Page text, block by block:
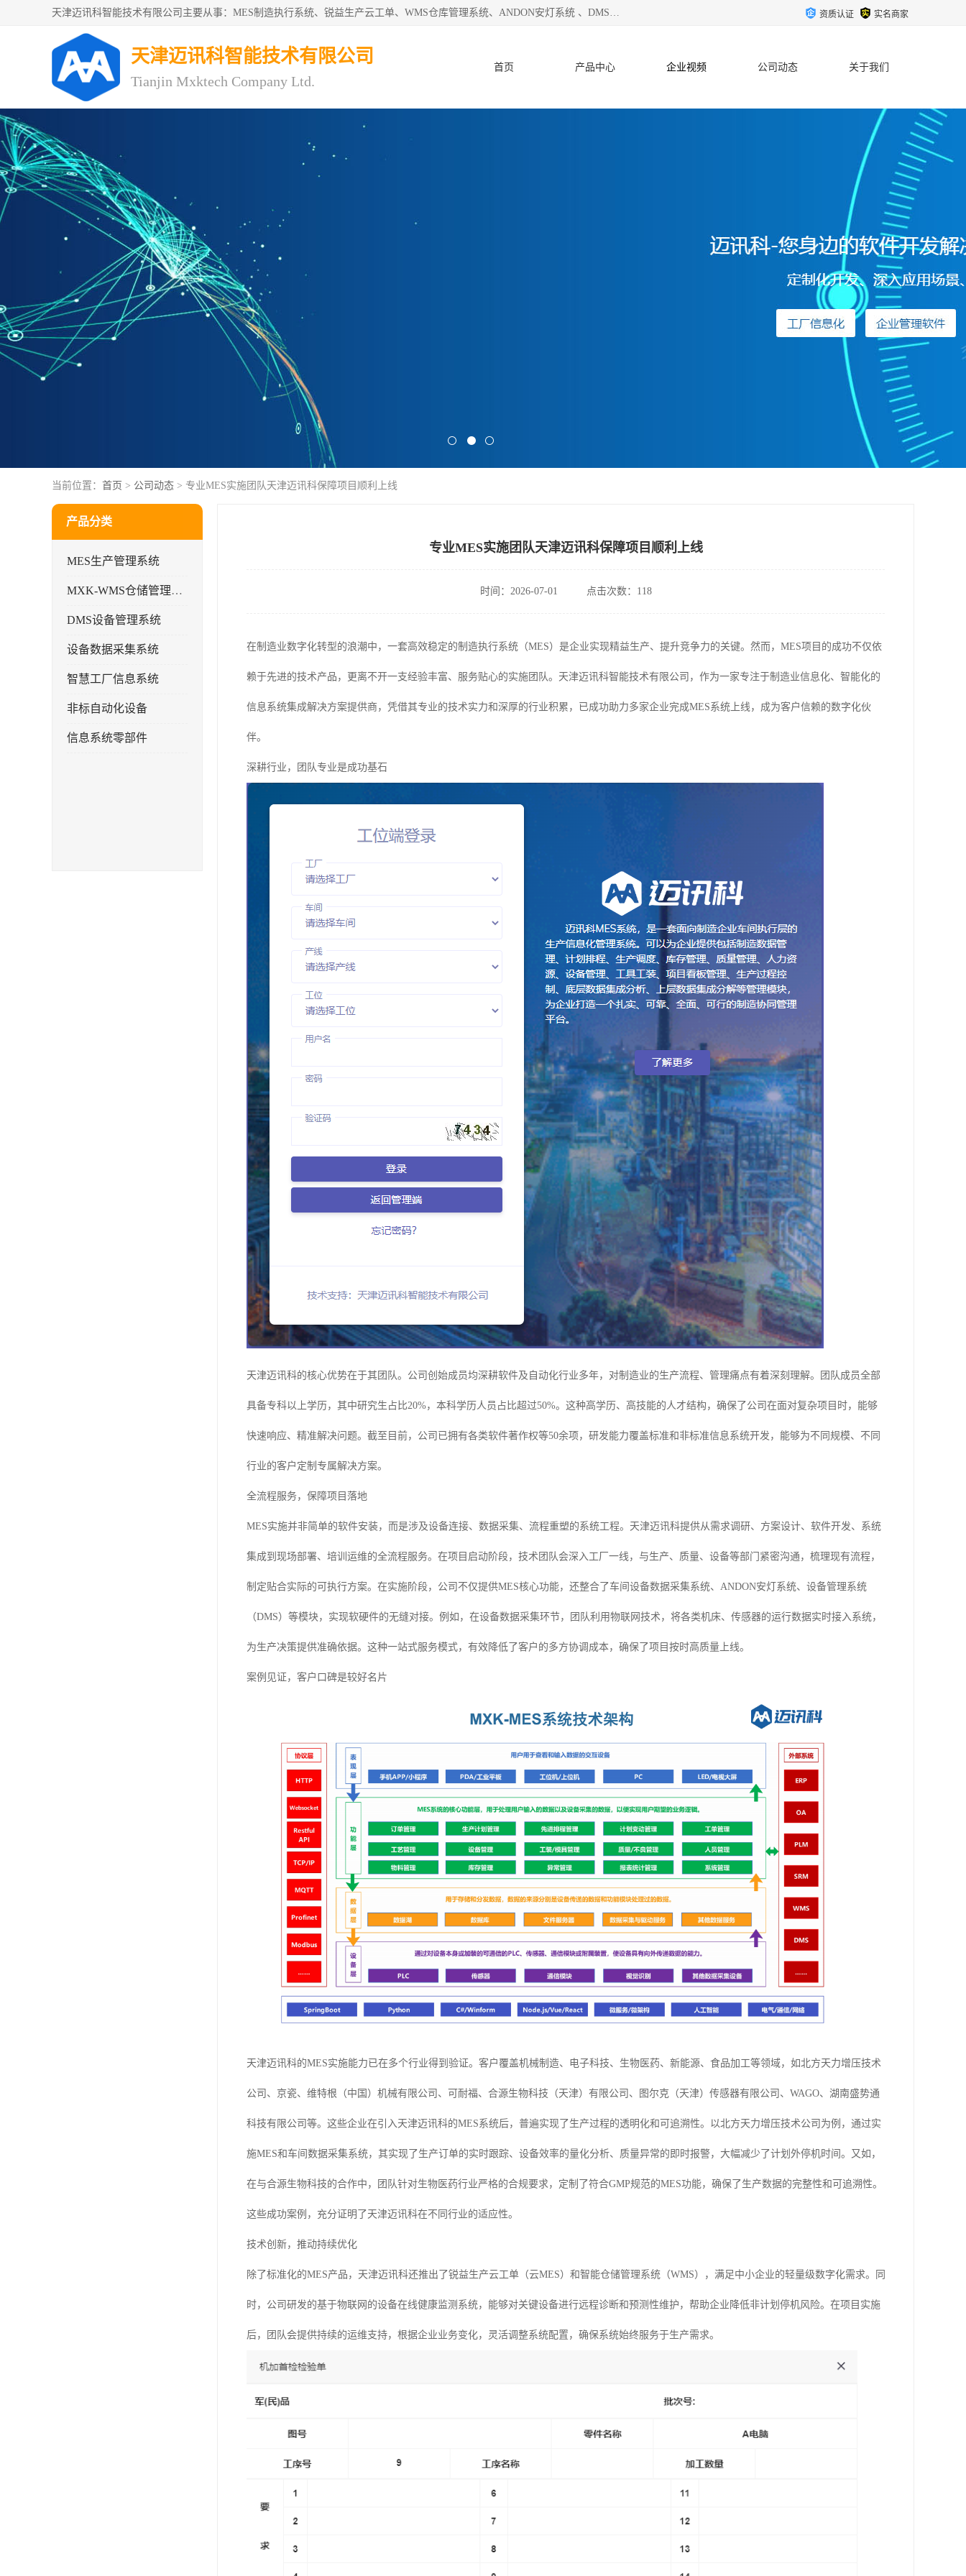
天津迈讯科智能技术有限公司主要从事：MES制造执行系统、锐益生产云工单、WMS仓库管理系统、ANDON安灯系统 、DMS设备管理系统、电气设备健康监测系统、工厂可视化管理、数字化车间；公司是一家专注于企业及制造业信息化、智能化的信息系统集成解决方案提供商的高新技术企业。为企业提供全套的软硬件信息系统集成及安装部署服务。 资质认证 实名商家
天津迈讯科智能技术有限公司
Tianjin Mxktech Company Ltd.
首页 产品中心 企业视频 公司动态 关于我们
当前位置： 首页 > 公司动态 > 专业MES实施团队天津迈讯科保障项目顺利上线
产品分类
MES生产管理系统
MXK-WMS仓储管理系统
DMS设备管理系统
设备数据采集系统
智慧工厂信息系统
非标自动化设备
信息系统零部件
专业MES实施团队天津迈讯科保障项目顺利上线
时间：2026-07-01 点击次数：118
在制造业数字化转型的浪潮中，一套高效稳定的制造执行系统（MES）是企业实现精益生产、提升竞争力的关键。然而，MES项目的成功不仅依
赖于先进的技术产品，更离不开一支经验丰富、服务贴心的实施团队。天津迈讯科智能技术有限公司，作为一家专注于制造业信息化、智能化的
信息系统集成解决方案提供商，凭借其专业的技术实力和深厚的行业积累，已成功助力多家企业完成MES系统上线，成为客户信赖的数字化伙
伴。
深耕行业，团队专业是成功基石
天津迈讯科的核心优势在于其团队。公司创始成员均深耕软件及自动化行业多年，对制造业的生产流程、管理痛点有着深刻理解。团队成员全部
具备专科以上学历，其中研究生占比20%，本科学历人员占比超过50%。这种高学历、高技能的人才结构，确保了公司在面对复杂项目时，能够
快速响应、精准解决问题。截至目前，公司已拥有各类软件著作权等50余项，研发能力覆盖标准和非标准信息系统开发，能够为不同规模、不同
行业的客户定制专属解决方案。
全流程服务，保障项目落地
MES实施并非简单的软件安装，而是涉及设备连接、数据采集、流程重塑的系统工程。天津迈讯科提供从需求调研、方案设计、软件开发、系统
集成到现场部署、培训运维的全流程服务。在项目启动阶段，技术团队会深入工厂一线，与生产、质量、设备等部门紧密沟通，梳理现有流程，
制定贴合实际的可执行方案。在实施阶段，公司不仅提供MES核心功能，还整合了车间设备数据采集系统、ANDON安灯系统、设备管理系统
（DMS）等模块，实现软硬件的无缝对接。例如，在设备数据采集环节，团队利用物联网技术，将各类机床、传感器的运行数据实时接入系统，
为生产决策提供准确依据。这种一站式服务模式，有效降低了客户的多方协调成本，确保了项目按时高质量上线。
案例见证，客户口碑是较好名片
天津迈讯科的MES实施能力已在多个行业得到验证。客户覆盖机械制造、电子科技、生物医药、新能源、食品加工等领域，如北方天力增压技术
公司、京瓷、维特根（中国）机械有限公司、可耐福、合源生物科技（天津）有限公司、图尔克（天津）传感器有限公司、WAGO、湖南盛势通
科技有限公司等。这些企业在引入天津迈讯科的MES系统后，普遍实现了生产过程的透明化和可追溯性。以北方天力增压技术公司为例，通过实
施MES和车间数据采集系统，其实现了生产订单的实时跟踪、设备效率的量化分析、质量异常的即时报警，大幅减少了计划外停机时间。又如，
在与合源生物科技的合作中，团队针对生物医药行业严格的合规要求，定制了符合GMP规范的MES功能，确保了生产数据的完整性和可追溯性。
这些成功案例，充分证明了天津迈讯科在不同行业的适应性。
技术创新，推动持续优化
除了标准化的MES产品，天津迈讯科还推出了锐益生产云工单（云MES）和智能仓储管理系统（WMS），满足中小企业的轻量级数字化需求。同
时，公司研发的基于物联网的设备在线健康监测系统，能够对关键设备进行远程诊断和预测性维护，帮助企业降低非计划停机风险。在项目实施
后，团队会提供持续的运维支持，根据企业业务变化，灵活调整系统配置，确保系统始终服务于生产需求。